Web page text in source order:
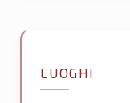
LUOGHI